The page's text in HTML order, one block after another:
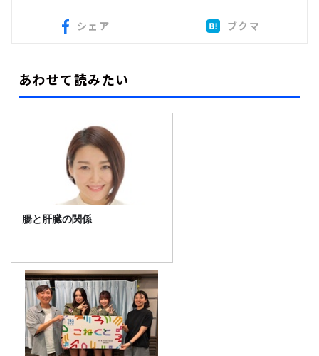
シェア ブクマ
あわせて読みたい
腸と肝臓の関係